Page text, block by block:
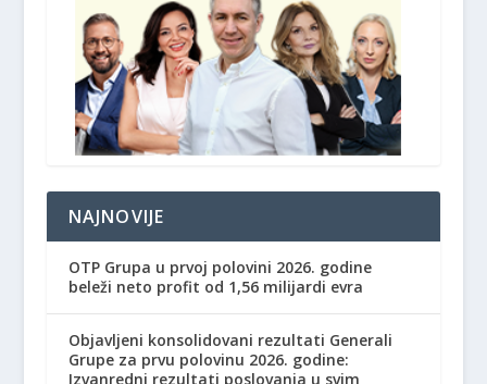
NAJNOVIJE
OTP Grupa u prvoj polovini 2026. godine
beleži neto profit od 1,56 milijardi evra
Objavljeni konsolidovani rezultati Generali
Grupe za prvu polovinu 2026. godine:
Izvanredni rezultati poslovanja u svim